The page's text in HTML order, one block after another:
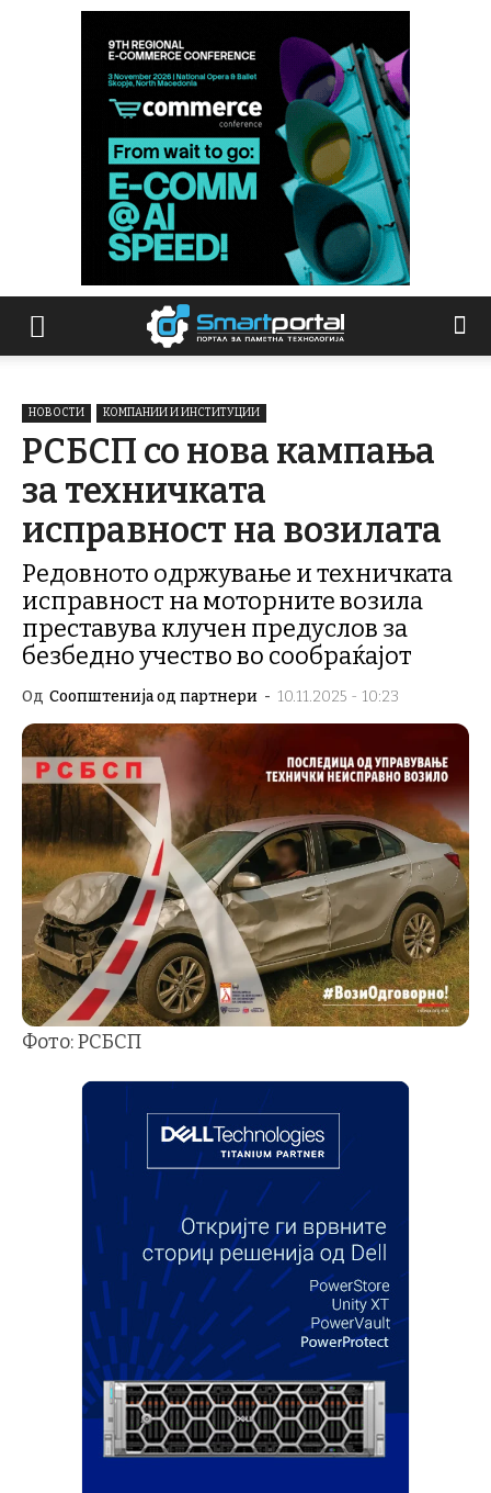
НОВОСТИ КОМПАНИИ И ИНСТИТУЦИИ
РСБСП со нова кампања
за техничката
исправност на возилата
Редовното одржување и техничката
исправност на моторните возила
преставува клучен предуслов за
безбедно учество во сообраќајот
Од Соопштенија од партнери - 10.11.2025 - 10:23
Фото: РСБСП